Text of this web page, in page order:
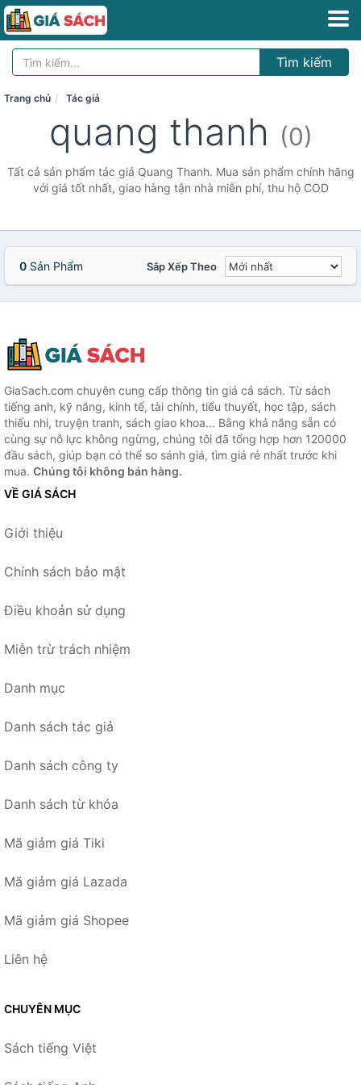
Tìm kiếm
Trang chủ Tác giả
quang thanh (0)
Tất cả sản phẩm tác giả Quang Thanh. Mua sản phẩm chính hãng
với giá tốt nhất, giao hàng tận nhà miễn phí, thu hộ COD
0 Sản Phẩm Sắp Xếp Theo
GiaSach.com chuyên cung cấp thông tin giá cả sách. Từ sách
tiếng anh, kỹ năng, kinh tế, tài chính, tiểu thuyết, học tập, sách
thiếu nhi, truyện tranh, sách giao khoa... Bằng khả năng sẵn có
cùng sự nỗ lực không ngừng, chúng tôi đã tổng hợp hơn 120000
đầu sách, giúp bạn có thể so sánh giá, tìm giá rẻ nhất trước khi
mua. Chúng tôi không bán hàng.
VỀ GIÁ SÁCH
Giới thiệu
Chính sách bảo mật
Điều khoản sử dụng
Miễn trừ trách nhiệm
Danh mục
Danh sách tác giả
Danh sách công ty
Danh sách từ khóa
Mã giảm giá Tiki
Mã giảm giá Lazada
Mã giảm giá Shopee
Liên hệ
CHUYÊN MỤC
Sách tiếng Việt